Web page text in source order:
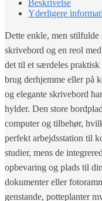
Beskrivelse
Yderligere
Dette enkle, men stilfulde
skrivebord og en reol
det til et særdeles
brug derhjemme eller på
og elegante skrivebord
hylder. Den store
computer og tilbehør,
perfekt arbejdsstation til
studier, mens de
opbevaring og plads til
dokumenter eller
genstande, potteplanter